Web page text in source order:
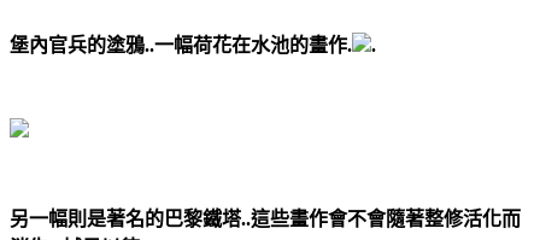
堡內官兵的塗鴉..一幅荷花在水池的畫作. .
另一幅則是著名的巴黎鐵塔..這些畫作會不會隨著整修活化而